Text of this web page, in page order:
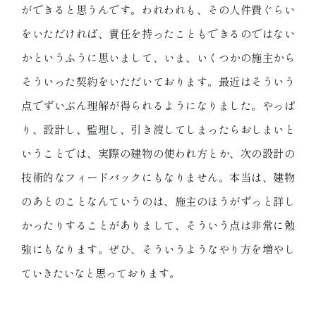
ができると思うんです。われわれも、その人件費ぐらい
をいただければ、責任を持ったこともできるのではない
かというふうに思いまして、いま、いくつかの施主から
そういった契約をいただいております。最近はそういう
点でずいぶん理解が得られるようになりました。やっぱ
り、設計し、監理し、引き渡してしまったらおしまいと
いうことでは、実際の建物の使われ方とか、次の設計の
技術的なフィードバックにもなりません。本当は、建物
のあとのことなんていうのは、施主のほうがずっと詳し
かったりすることがありまして、そういう点は非常に勉
強にもなります。ぜひ、そういうようなやり方を増やし
ていきたいなと思っております。